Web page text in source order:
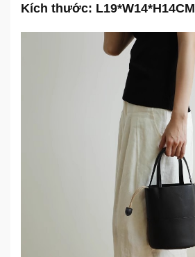
Kích thước: L19*W14*H14CM